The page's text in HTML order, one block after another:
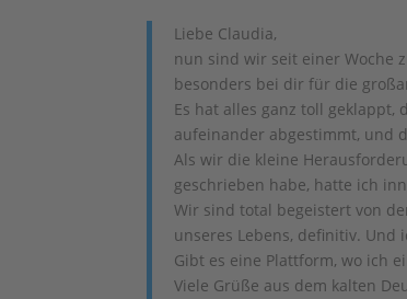
Liebe Claudia,
nun sind wir seit einer Woche
besonders bei dir für die
Es hat alles ganz toll
aufeinander abgestimmt, und
Als wir die kleine
geschrieben habe, hatte ich
Wir sind total begeistert von
unseres Lebens, definitiv. Und
Gibt es eine Plattform, wo ich
Viele Grüße aus dem kalten